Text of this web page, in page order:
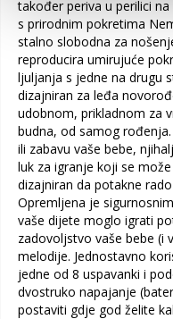
također periva u perilici
s prirodnim pokretima
stalno slobodna za
reproducira umirujuće
ljuljanja s jedne na drugu
dizajniran za leđa
udobnom, prikladnom za
budna, od samog
ili zabavu vaše bebe,
luk za igranje koji se
dizajniran da potakne
Opremljena je
vaše dijete moglo igrati
zadovoljstvo vaše bebe (i
melodije. Jednostavno
jedne od 8 uspavanki i
dvostruko napajanje
postaviti gdje god želite